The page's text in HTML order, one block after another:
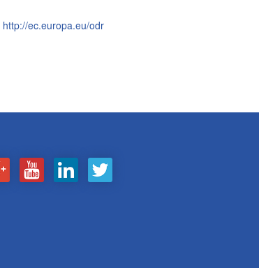
http://ec.europa.eu/odr